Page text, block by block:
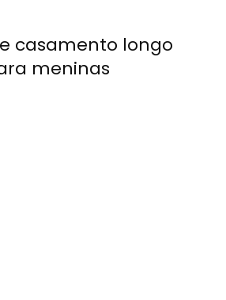
casamento longo
meninas